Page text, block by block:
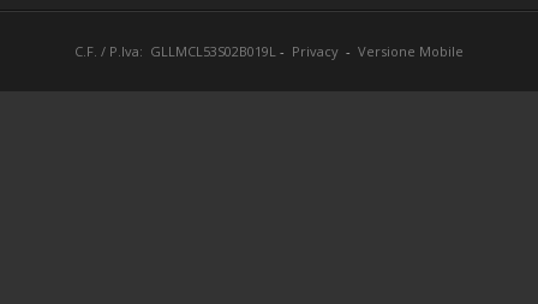
C.F. / P.Iva: GLLMCL53S02B019L - Privacy - Versione Mobile